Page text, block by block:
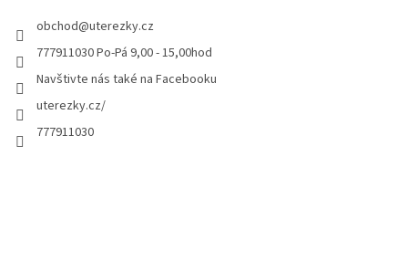
obchod@uterezky.cz
777911030 Po-Pá 9,00 - 15,00hod
Navštivte nás také na Facebooku
uterezky.cz/
777911030